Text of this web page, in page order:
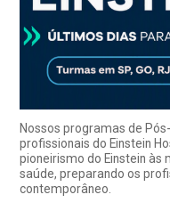
Nossos programas de
profissionais do Einstein
pioneirismo do Einstein às
saúde, preparando os
contemporâneo.